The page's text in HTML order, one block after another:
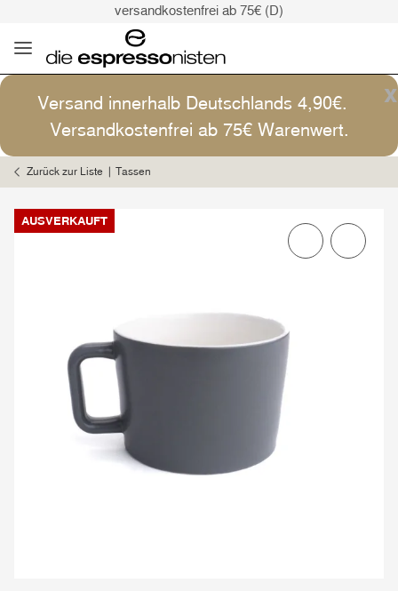
versandkostenfrei ab 75€ (D)
Versand: 4,90€ (D)
versandkostenfrei ab 75€ (D)
Kaffee ist Kunst
x
Versand innerhalb Deutschlands 4,90€.
Versandkostenfrei ab 75€ Warenwert.
Zurück zur Liste Tassen
AUSVERKAUFT